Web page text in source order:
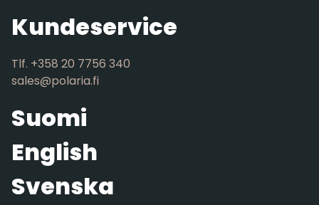
Kundeservice
Tlf. +358 20 7756 340
sales@polaria.fi
Suomi
English
Svenska